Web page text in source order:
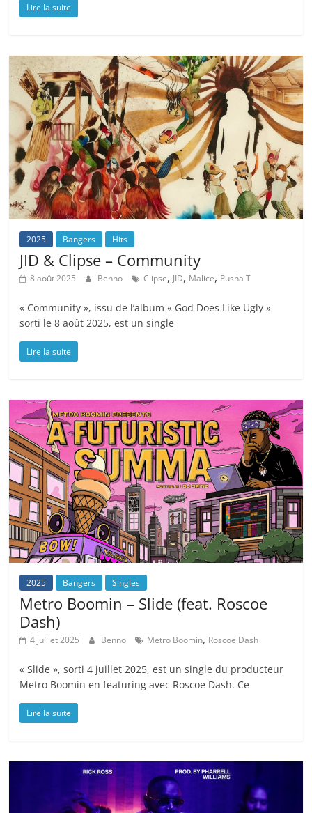
Lire la suite
2025 Bangers Hits
JID & Clipse – Community
8 août 2025 Benno Clipse, JID, Malice, Pusha T
« Community », issu de l’album « God Does Like Ugly »
sorti le 8 août 2025, est un single
Lire la suite
2025 Bangers Singles
Metro Boomin – Slide (feat. Roscoe
Dash)
4 juillet 2025 Benno Metro Boomin, Roscoe Dash
« Slide », sorti 4 juillet 2025, est un single du producteur
Metro Boomin en featuring avec Roscoe Dash. Ce
Lire la suite